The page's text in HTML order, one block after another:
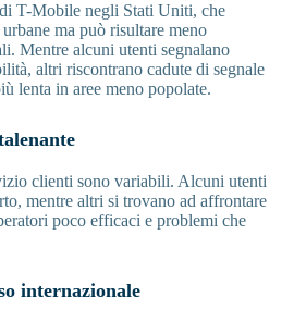
T-Mobile negli Stati Uniti, che
ma può risultare meno
Mentre alcuni utenti segnalano
altri riscontrano cadute di segnale
lenta in aree meno popolate.
clienti sono variabili. Alcuni utenti
mentre altri si trovano ad affrontare
poco efficaci e problemi che
internazionale